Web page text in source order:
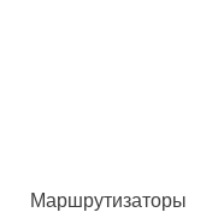
Маршрутизаторы